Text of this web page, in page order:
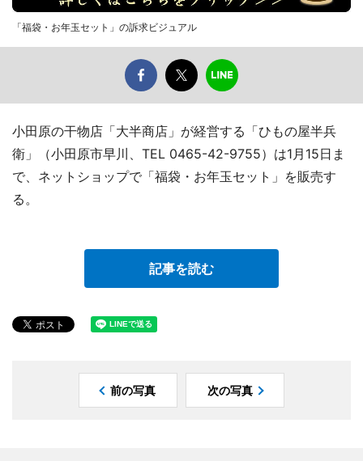
「福袋・お年玉セット」の訴求ビジュアル
小田原の干物店「大半商店」が経営する「ひもの屋半兵
衛」（小田原市早川、TEL 0465-42-9755）は1月15日ま
で、ネットショップで「福袋・お年玉セット」を販売す
る。
記事を読む
前の写真 次の写真